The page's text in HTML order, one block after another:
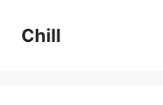
sadržajChill